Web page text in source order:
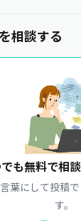
相談する
も無料で相
葉にして投稿
す。